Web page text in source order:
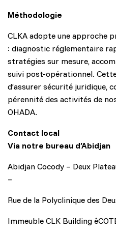
Méthodologie
CLKA adopte une approche
: diagnostic réglementaire
stratégies sur mesure,
suivi post-opérationnel.
d’assurer sécurité juridique,
pérennité des activités de
OHADA.
Contact local
Via notre bureau d’Abidjan
Abidjan Cocody – Deux
–
Rue de la Polyclinique des
Immeuble CLK Building